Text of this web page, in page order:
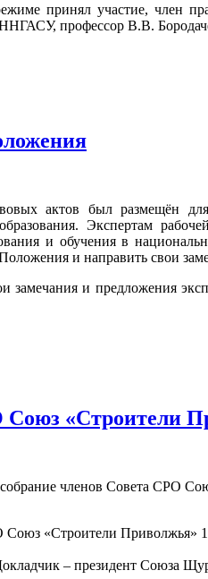
принял участие, член
профессор В.В.
актов был размещён
Экспертам
и обучения в
и направить свои
замечания и
Союз «Строители
членов Совета СРО
«Строители Приволжья»
– президент Союза